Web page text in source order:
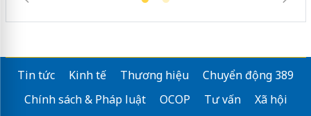
Tin tức Kinh tế Thương hiệu
Chuyển động 389
Chính sách & Pháp luật
OCOP Tư vấn
Xã hội